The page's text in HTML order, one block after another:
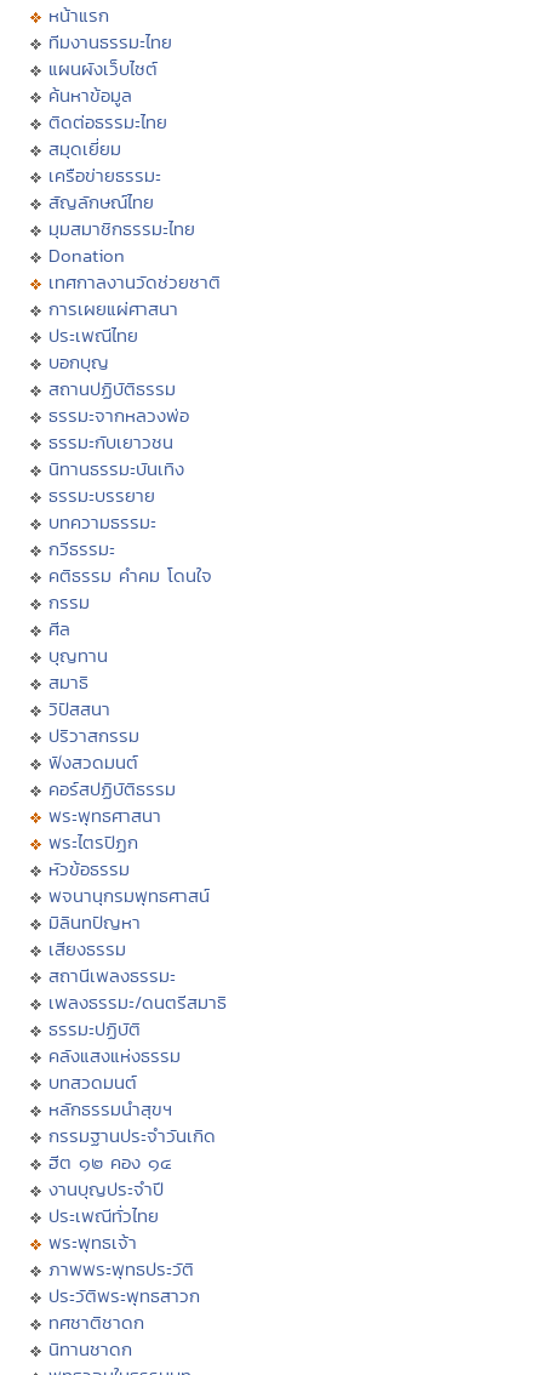
หน้าแรก
ทีมงานธรรมะไทย
แผนผังเว็บไซต์
ค้นหาข้อมูล
ติดต่อธรรมะไทย
สมุดเยี่ยม
เครือข่ายธรรมะ
สัญลักษณ์ไทย
มุมสมาชิกธรรมะไทย
Donation
เทศกาลงานวัดช่วยชาติ
การเผยแผ่ศาสนา
ประเพณีไทย
บอกบุญ
สถานปฏิบัติธรรม
ธรรมะจากหลวงพ่อ
ธรรมะกับเยาวชน
นิทานธรรมะบันเทิง
ธรรมะบรรยาย
บทความธรรมะ
กวีธรรมะ
คติธรรม คำคม โดนใจ
กรรม
ศีล
บุญทาน
สมาธิ
วิปัสสนา
ปริวาสกรรม
ฟังสวดมนต์
คอร์สปฏิบัติธรรม
พระพุทธศาสนา
พระไตรปิฏก
หัวข้อธรรม
พจนานุกรมพุทธศาสน์
มิลินทปัญหา
เสียงธรรม
สถานีเพลงธรรมะ
เพลงธรรมะ/ดนตรีสมาธิ
ธรรมะปฏิบัติ
คลังแสงแห่งธรรม
บทสวดมนต์
หลักธรรมนำสุขฯ
กรรมฐานประจำวันเกิด
ฮีต ๑๒ คอง ๑๔
งานบุญประจำปี
ประเพณีทั่วไทย
พระพุทธเจ้า
ภาพพระพุทธประวัติ
ประวัติพระพุทธสาวก
ทศชาติชาดก
นิทานชาดก